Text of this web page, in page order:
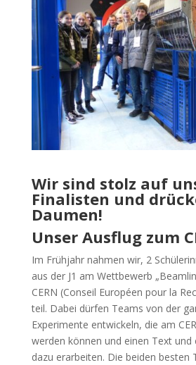
Wir sind stolz auf
Finalisten und
Daumen!
Unser Ausflug zum
Im Frühjahr nahmen wir, 2
aus der J1 am Wettbewerb
CERN (Conseil Européen pour la
teil. Dabei dürfen Teams von der
Experimente entwickeln, die am
werden können und einen Text und
dazu erarbeiten. Die beiden besten